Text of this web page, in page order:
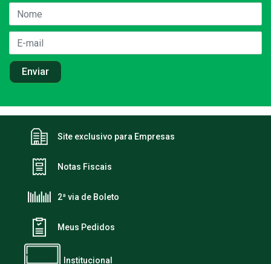
Site exclusivo para Empresas
Notas Fiscais
2ª via de Boleto
Meus Pedidos
Institucional